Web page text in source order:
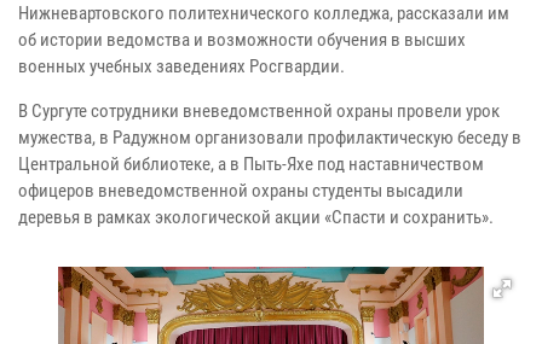
Нижневартовского политехнического колледжа, рассказали им
об истории ведомства и возможности обучения в высших
военных учебных заведениях Росгвардии.
В Сургуте сотрудники вневедомственной охраны провели урок
мужества, в Радужном организовали профилактическую беседу в
Центральной библиотеке, а в Пыть-Яхе под наставничеством
офицеров вневедомственной охраны студенты высадили
деревья в рамках экологической акции «Спасти и сохранить».